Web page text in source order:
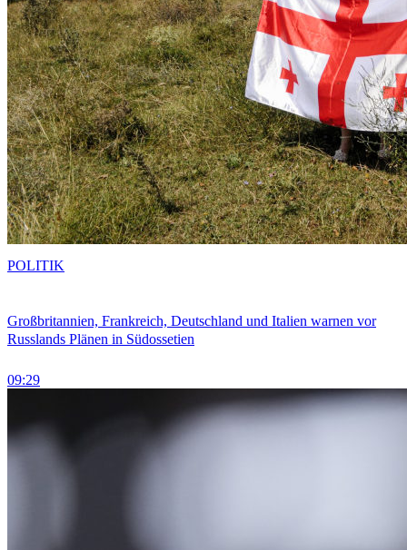
Großbritannien, Frankreich, Deutschland und Italien warnen vor
Russlands Plänen in Südossetien
09:29
POLITIK